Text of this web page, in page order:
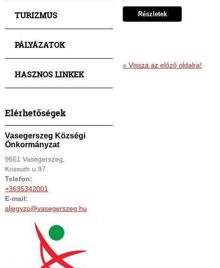
TURIZMUS
PÁLYÁZATOK
HASZNOS LINKEK
Elérhetőségek
Vasegerszeg Községi
Önkormányzat
9661 Vasegerszeg,
Kossuth u.97.
Telefon:
+3695342001
E-mail:
aljegyzo@vasegerszeg.hu
Részletek
« Vissza az előző oldalra!